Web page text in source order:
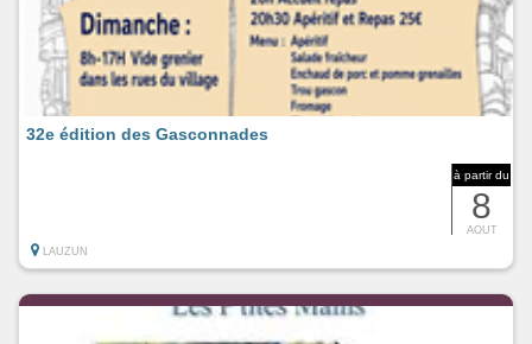
à partir du
8
AOUT
32e édition des Gasconnades
LAUZUN